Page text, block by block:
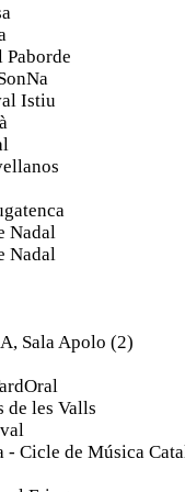
Paborde
Istiu
Nadal
Nadal
Sala Apolo (2)
de les Valls
- Cicle de Música